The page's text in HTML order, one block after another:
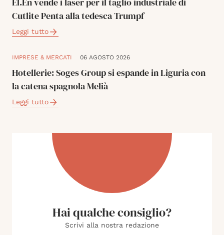
Cutlite Penta alla tedesca Trumpf
Leggi tutto
IMPRESE & MERCATI 06 AGOSTO 2026
Hotellerie: Soges Group si espande in Liguria con
la catena spagnola Melià
Leggi tutto
Hai qualche consiglio?
Scrivi alla nostra redazione